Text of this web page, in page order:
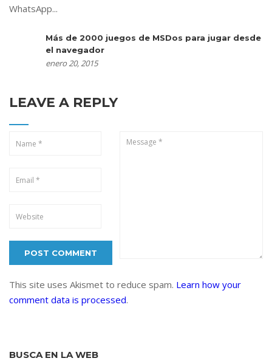
WhatsApp...
Más de 2000 juegos de MSDos para jugar desde
el navegador
enero 20, 2015
LEAVE A REPLY
This site uses Akismet to reduce spam. Learn how your
comment data is processed.
BUSCA EN LA WEB